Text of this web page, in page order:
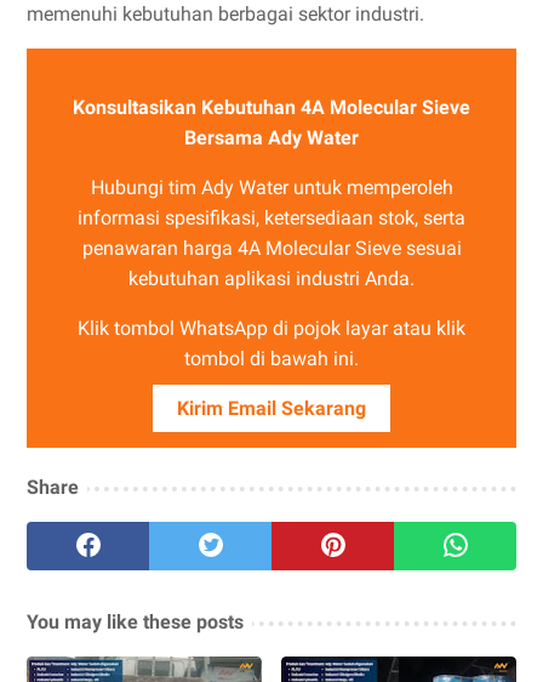
memenuhi kebutuhan berbagai sektor industri.
Konsultasikan Kebutuhan 4A Molecular Sieve
Bersama Ady Water
Hubungi tim Ady Water untuk memperoleh
informasi spesifikasi, ketersediaan stok, serta
penawaran harga 4A Molecular Sieve sesuai
kebutuhan aplikasi industri Anda.
Klik tombol WhatsApp di pojok layar atau klik
tombol di bawah ini.
Kirim Email Sekarang
Share
You may like these posts